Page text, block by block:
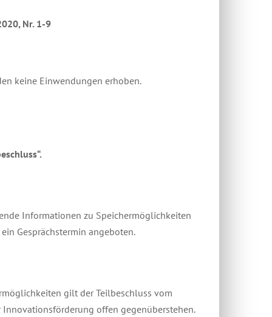
Nr. 1-9
keine Einwendungen erhoben.
Informationen zu Speichermöglichkeiten
Gesprächstermin angeboten.
gilt der Teilbeschluss vom
offen gegenüberstehen.